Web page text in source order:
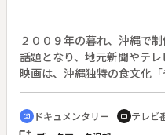
暮らしを支えてきた。先祖
を、操さんは半世紀以上の
こ２０年ほどで離農・離村
農作業を続ける毎日だ。戦後
２００９年の暮れ、沖縄で
話題となり、地元新聞やテ
映画は、沖縄独特の食文化
縄から世界を目指して発信
込んでいた。しかし、なぜ
されたのか。それは、この劇
cinematic_blur ドキュメンタリー tv テレビ